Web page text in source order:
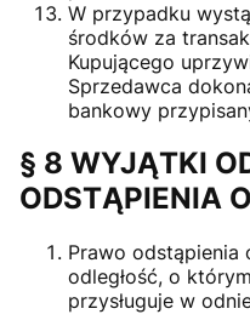
W przypadku
środków za
Kupującego
Sprzedawca
bankowy
§ 8 WYJĄTKI
ODSTĄPIENIA
Prawo odstąpienia
odległość, o
przysługuje w